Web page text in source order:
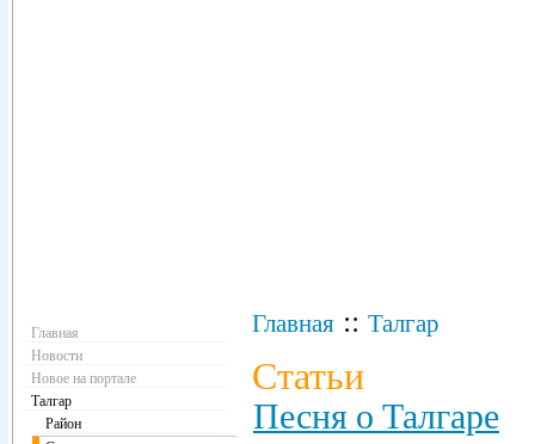
Главная :: Талгар
Статьи
Песня о Талгаре
Главная
Новости
Новое на портале
Талгар
Район